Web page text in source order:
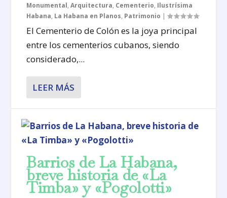
Monumental,Arquitectura, Cementerio, Ilustrísima
Habana, La Habana en Planos, Patrimonio |
El Cementerio de Colón es la joya principal
entre los cementerios cubanos, siendo
considerado,...
LEER MÁS
Barrios de La Habana,
breve historia de «La
Timba» y «Pogolotti»